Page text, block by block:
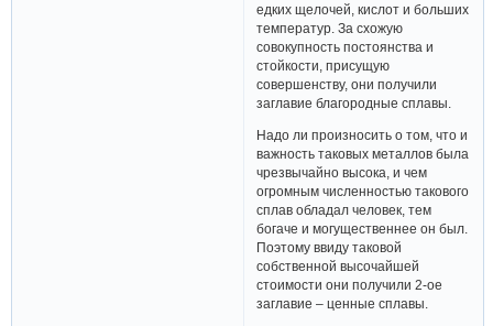
едких щелочей, кислот и больших
температур. За схожую
совокупность постоянства и
стойкости, присущую
совершенству, они получили
заглавие благородные сплавы.
Надо ли произносить о том, что и
важность таковых металлов была
чрезвычайно высока, и чем
огромным численностью такового
сплав обладал человек, тем
богаче и могущественнее он был.
Поэтому ввиду таковой
собственной высочайшей
стоимости они получили 2-ое
заглавие – ценные сплавы.